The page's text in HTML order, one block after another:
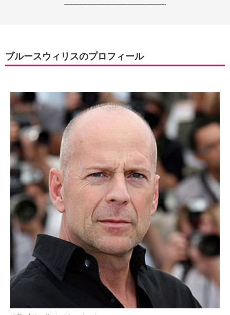
------------------------------------------------------------------
ブルースウィリスのプロフィール